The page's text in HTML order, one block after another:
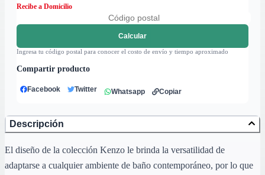
Recibe a Domicilio
Calcular
Ingresa tu código postal para conocer el costo de envío y tiempo aproximado
Compartir producto
Facebook Twitter Whatsapp Copiar
Descripción
El diseño de la colección Kenzo le brinda la versatilidad de
adaptarse a cualquier ambiente de baño contemporáneo, por lo que